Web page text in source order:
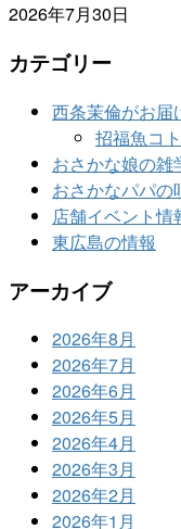
2026年7月30日
カテゴリー
西条茉倫がお届
招福魚コ
おさかな娘の雑
おさかなパパの
店舗イベント情
東広島の情報
アーカイブ
2026年8月
2026年7月
2026年6月
2026年5月
2026年4月
2026年3月
2026年2月
2026年1月